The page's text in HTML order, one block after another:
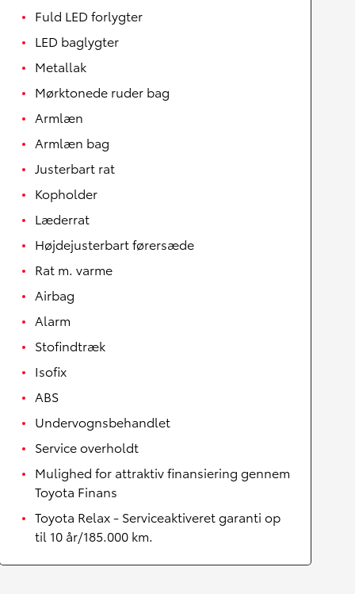
Fuld LED forlygter
LED baglygter
Metallak
Mørktonede ruder bag
Armlæn
Armlæn bag
Justerbart rat
Kopholder
Læderrat
Højdejusterbart førersæde
Rat m. varme
Airbag
Alarm
Stofindtræk
Isofix
ABS
Undervognsbehandlet
Service overholdt
Mulighed for attraktiv finansiering gennem
Toyota Finans
Toyota Relax - Serviceaktiveret garanti op
til 10 år/185.000 km.